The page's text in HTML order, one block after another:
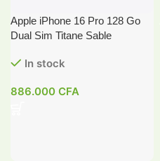
Apple iPhone 16 Pro 128 Go
Dual Sim Titane Sable
In stock
886.000 CFA